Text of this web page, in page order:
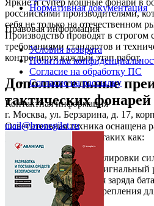
Яркие и супер мощные фонари в
российскими производителями,
себя не только на отечественном
Производство проводят в строгом
требованиями стандартов и
контролируя каждый этап работ.
Дополнительные
тактических фонарей
Осветительная техника оснащена
удобства пользования, таких как:
возможность регулировки
переключение в сигнальный
индикатор уровня заряда
предусмотрены крепления
Нормативная документация
Правовая информация
Условия возврата
Политика
Согласие на обработку ПС
Согласие на рассылку
Контактная информация
г. Москва, ул. Берзарина, д. 17,
mail@bronegilet.ru